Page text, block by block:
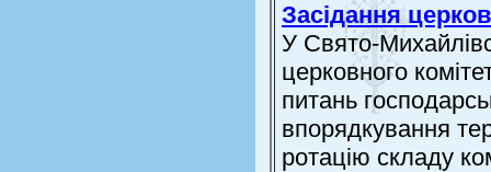
Засідання
У Свято-
церковного
питань
впорядкування
ротацію складу